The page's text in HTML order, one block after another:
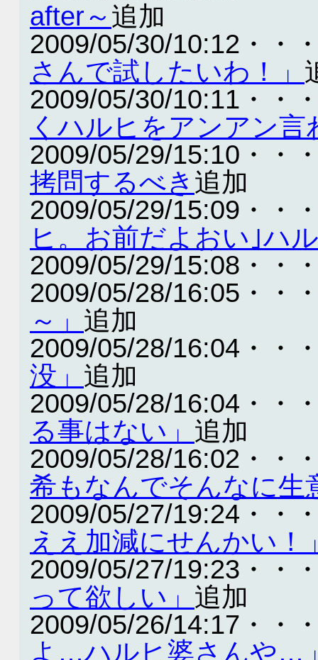
after～ 追加
2009/05/30/10:12・・
さんで試したいわ！」
2009/05/30/10:11・・
くハルヒをアンアン言
2009/05/29/15:10・・
拷問するべき 追加
2009/05/29/15:09・・
ヒ。お前だよおい｣
2009/05/29/15:08・・
2009/05/28/16:05・・
～」 追加
2009/05/28/16:04・・
没」 追加
2009/05/28/16:04・・
る事はない」 追加
2009/05/28/16:02・・
希もなんでそんなに生
2009/05/27/19:24・・
ええ加減にせんかい！
2009/05/27/19:23・・
って欲しい」 追加
2009/05/26/14:17・・
よ…ハルヒ婆さんや…